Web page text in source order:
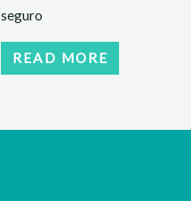
seguro
READ MORE